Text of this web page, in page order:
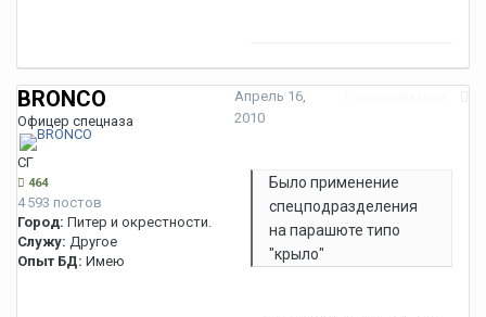
BRONCO
Офицер спецназа
СГ
464
4 593 постов
Город: Питер и окрестности.
Служу: Другое
Опыт БД: Имею
Апрель 16,
2010
Было применение
спецподразделения
на парашюте типо
"крыло"